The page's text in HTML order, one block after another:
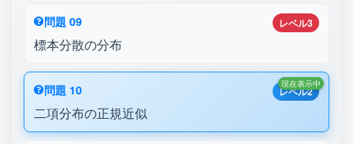
レベル3
問題 09
標本分散の分布
レベル2
問題 10
二項分布の正規近似
現在表示中